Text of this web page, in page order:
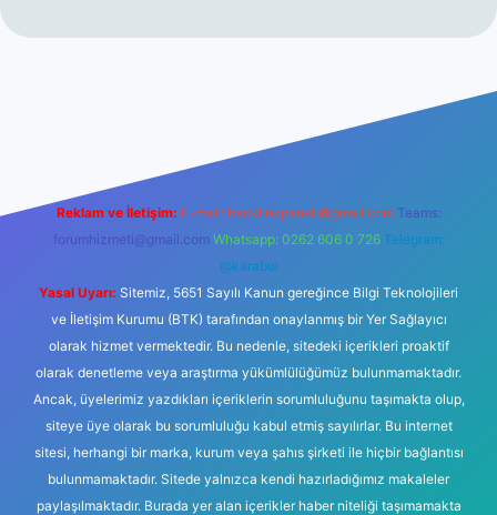
Reklam ve İletişim: E-mail: backlinkpaneli@gmail.com Teams:
forumhizmeti@gmail.com Whatsapp: 0262 606 0 726 Telegram:
@karabul
Yasal Uyarı: Sitemiz, 5651 Sayılı Kanun gereğince Bilgi Teknolojileri
ve İletişim Kurumu (BTK) tarafından onaylanmış bir Yer Sağlayıcı
olarak hizmet vermektedir. Bu nedenle, sitedeki içerikleri proaktif
olarak denetleme veya araştırma yükümlülüğümüz bulunmamaktadır.
Ancak, üyelerimiz yazdıkları içeriklerin sorumluluğunu taşımakta olup,
siteye üye olarak bu sorumluluğu kabul etmiş sayılırlar. Bu internet
sitesi, herhangi bir marka, kurum veya şahıs şirketi ile hiçbir bağlantısı
bulunmamaktadır. Sitede yalnızca kendi hazırladığımız makaleler
paylaşılmaktadır. Burada yer alan içerikler haber niteliği taşımamakta